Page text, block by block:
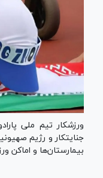
ورزشکار تیم ملی
جنایتکار و رژیم
بیمارستان‌ها و